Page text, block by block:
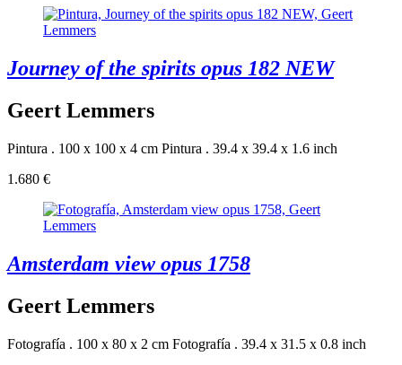
Journey of the spirits opus 182 NEW
Geert Lemmers
Pintura . 100 x 100 x 4 cm Pintura . 39.4 x 39.4 x 1.6 inch
1.680 €
Amsterdam view opus 1758
Geert Lemmers
Fotografía . 100 x 80 x 2 cm Fotografía . 39.4 x 31.5 x 0.8 inch